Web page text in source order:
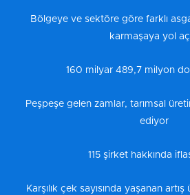
Bölgeye ve sektöre göre farklı
karmaşaya yol
160 milyar 489,7 milyon
Peşpeşe gelen zamlar, tarımsal
ediyor
115 şirket hakkında
Karşılık çek sayısında yaşanan